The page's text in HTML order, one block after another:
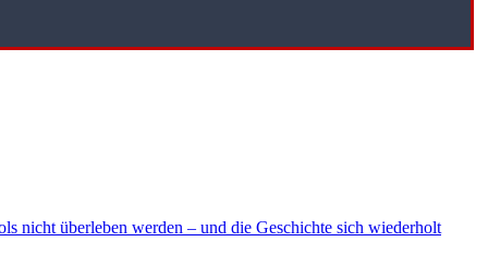
nicht überleben werden – und die Geschichte sich wiederholt